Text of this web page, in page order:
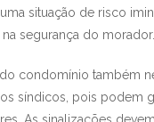
situação de risco
segurança do morador.
condomínio também
síndicos, pois podem
As sinalizações